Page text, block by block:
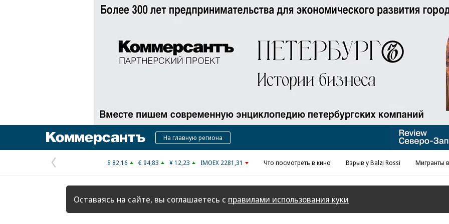
КоммерсантъНа главную региона
Предыдущая
страница
$ 82,16 € 94,83 ¥ 12,23 IMOEX 2281,31 Что посмотреть в кино Взрыв у Balzi Rossi Мигранты
Оставаясь на сайте, вы соглашаетесь с правилами использования куки